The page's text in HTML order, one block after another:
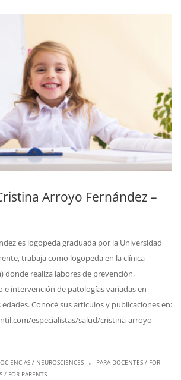
Arroyo Fernández –
es logopeda graduada por la Universidad
trabaja como logopeda en la clínica
donde realiza labores de prevención,
e intervención de patologías variadas en
Conocé sus articulos y publicaciones en:
especialistas/salud/cristina-arroyo-
/ NEUROSCIENCES .
PARA DOCENTES / FOR
/ FOR PARENTS